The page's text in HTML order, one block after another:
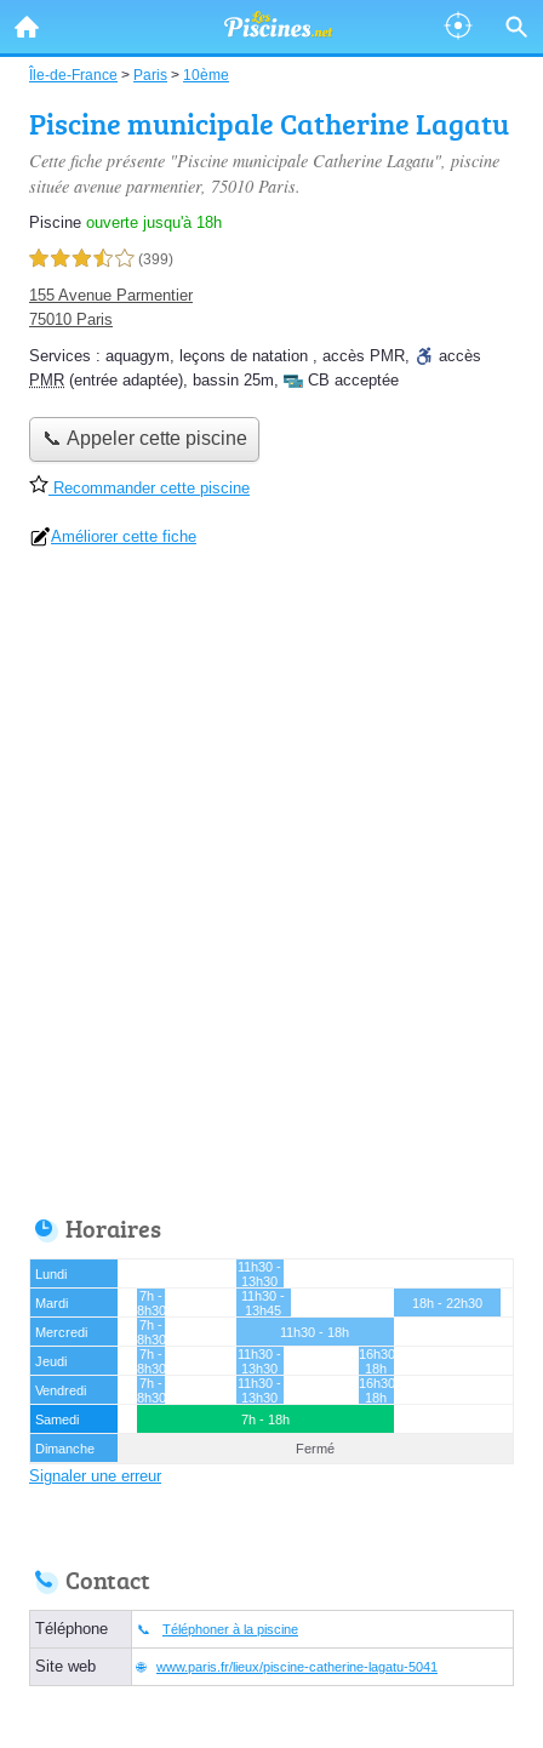
Île-de-France > Paris > 10ème
Piscine municipale Catherine Lagatu
Cette fiche présente "Piscine municipale Catherine Lagatu", piscine
située avenue parmentier, 75010 Paris.
Piscine ouverte jusqu'à 18h
3,5 étoiles sur 5 (399)
155 Avenue Parmentier
75010 Paris
Services : aquagym, leçons de natation , accès PMR,
accès
PMR (entrée adaptée), bassin 25m, CB acceptée
📞 Appeler cette piscine
Recommander cette piscine
Améliorer cette fiche
Horaires
Lundi
11h30 -
13h30
Mardi
7h -
8h30
11h30 -
13h45
18h - 22h30
Mercredi
7h -
8h30
11h30 - 18h
Jeudi
7h -
8h30
11h30 -
13h30
16h30 -
18h
Vendredi
7h -
8h30
11h30 -
13h30
16h30 -
18h
Samedi
7h - 18h
Dimanche
Fermé
Signaler une erreur
Contact
Téléphone Téléphoner à la piscine
Site web www.paris.fr/lieux/piscine-catherine-lagatu-5041